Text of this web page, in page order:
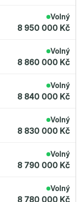
Volný
8 950 000 Kč
Volný
8 860 000 Kč
Volný
8 840 000 Kč
Volný
8 830 000 Kč
Volný
8 790 000 Kč
Volný
8 780 000 Kč